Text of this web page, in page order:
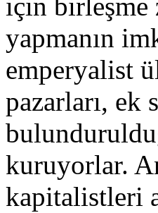
için birleşme
yapmanın
emperyalist
pazarları, ek
kuruyorlar.
kapitalistleri